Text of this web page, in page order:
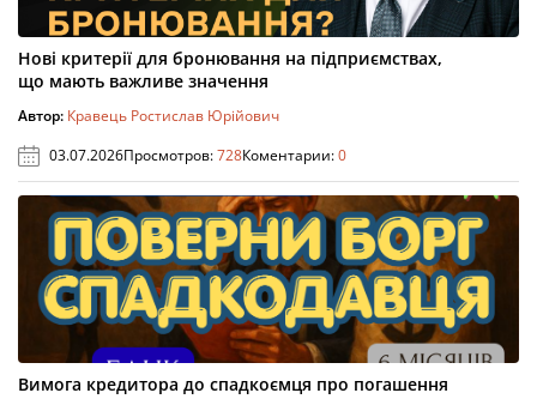
Нові критерії для бронювання на підприємствах,
що мають важливе значення
Автор: Кравець Ростислав Юрійович
03.07.2026Просмотров:728Коментарии:0
Вимога кредитора до спадкоємця про погашення